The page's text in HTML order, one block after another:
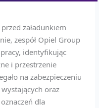
załadunkiem
zespół Opiel Group
identyfikując
i przestrzenie
na zabezpieczeniu
oraz
dla